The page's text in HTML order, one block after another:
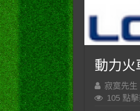
動力火
寂寞先生
105 點